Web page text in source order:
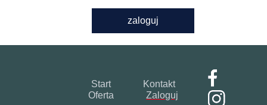
zaloguj
Start
Kontakt
Oferta
Zaloguj